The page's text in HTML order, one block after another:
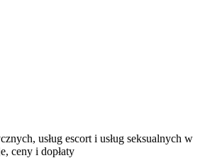
usług escort i usług seksualnych w
ceny i dopłaty